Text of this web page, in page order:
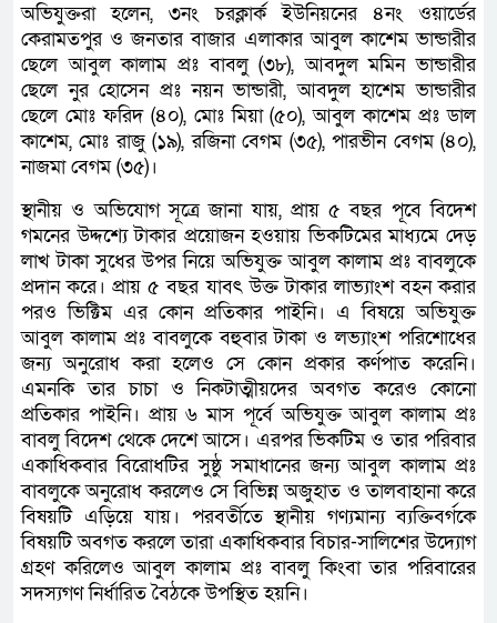
অভিযুক্তরা হলেন, ৩নং চরক্লার্ক ইউনিয়নের ৪নং ওয়ার্ডের
কেরামতপুর ও জনতার বাজার এলাকার আবুল কাশেম ভান্ডারীর
ছেলে আবুল কালাম প্রঃ বাবলু (৩৮), আবদুল মমিন ভান্ডারীর
ছেলে নুর হোসেন প্রঃ নয়ন ভান্ডারী, আবদুল হাশেম ভান্ডারীর
ছেলে মোঃ ফরিদ (৪০), মোঃ মিয়া (৫০), আবুল কাশেম প্রঃ ডাল
কাশেম, মোঃ রাজু (১৯), রজিনা বেগম (৩৫), পারভীন বেগম (৪০),
নাজমা বেগম (৩৫)।
স্থানীয় ও অভিযোগ সূত্রে জানা যায়, প্রায় ৫ বছর পূবে বিদেশ
গমনের উদ্দশ্যে টাকার প্রয়োজন হওয়ায় ভিকটিমের মাধ্যমে দেড়
লাখ টাকা সুধের উপর নিয়ে অভিযুক্ত আবুল কালাম প্রঃ বাবলুকে
প্রদান করে। প্রায় ৫ বছর যাবৎ উক্ত টাকার লাভ্যাংশ বহন করার
পরও ভিক্টিম এর কোন প্রতিকার পাইনি। এ বিষয়ে অভিযুক্ত
আবুল কালাম প্রঃ বাবলুকে বহুবার টাকা ও লভ্যাংশ পরিশোধের
জন্য অনুরোধ করা হলেও সে কোন প্রকার কর্ণপাত করেনি।
এমনকি তার চাচা ও নিকটাত্মীয়দের অবগত করেও কোনো
প্রতিকার পাইনি। প্রায় ৬ মাস পূর্বে অভিযুক্ত আবুল কালাম প্রঃ
বাবলু বিদেশ থেকে দেশে আসে। এরপর ভিকটিম ও তার পরিবার
একাধিকবার বিরোধটির সুষ্ঠু সমাধানের জন্য আবুল কালাম প্রঃ
বাবলুকে অনুরোধ করলেও সে বিভিন্ন অজুহাত ও তালবাহানা করে
বিষয়টি এড়িয়ে যায়। পরবর্তীতে স্থানীয় গণ্যমান্য ব্যক্তিবর্গকে
বিষয়টি অবগত করলে তারা একাধিকবার বিচার-সালিশের উদ্যোগ
গ্রহণ করিলেও আবুল কালাম প্রঃ বাবলু কিংবা তার পরিবারের
সদস্যগণ নির্ধারিত বৈঠকে উপস্থিত হয়নি।